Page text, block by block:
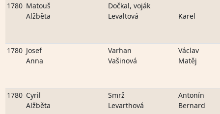
1780 Matouš
Alžběta
Dočkal, voják
Levaltová
Karel
1780 Josef
Anna
Varhan
Vašinová
Václav
Matěj
1780 Cyril
Alžběta
Smrž
Levarthová
Antonín
Bernard